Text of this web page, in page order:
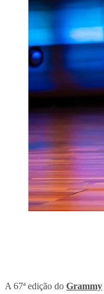
A 67ª edição do Grammy